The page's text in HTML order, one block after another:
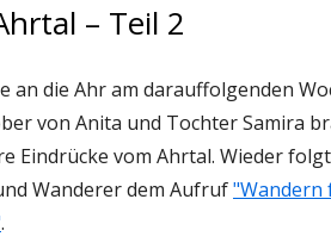
– Teil 2
an die Ahr am darauffolgenden
von Anita und Tochter Samira
Eindrücke vom Ahrtal. Wieder
Wanderer dem Aufruf"Wandern
.